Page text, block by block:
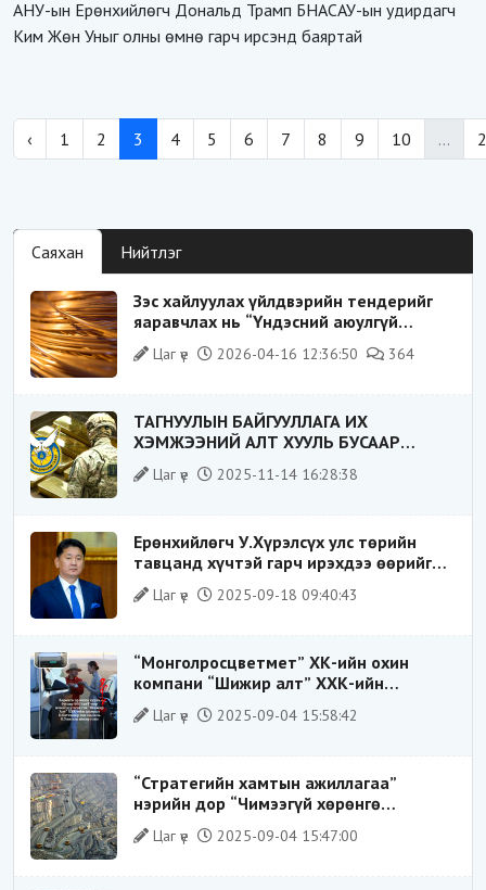
АНУ-ын Ерөнхийлөгч Дональд Трамп БНАСАУ-ын удирдагч
Ким Жөн Уныг олны өмнө гарч ирсэнд баяртай
‹ 1 2 3 4 5 6 7 8 9 10 ...
Саяхан Нийтлэг
Зэс хайлуулах үйлдвэрийн тендерийг
яаравчлах нь “Үндэсний аюулгүй
байдал“-д эрсдэлтэй юу?
Цаг үе 2026-04-16 12:36:50 364
ТАГНУУЛЫН БАЙГУУЛЛАГА ИХ
ХЭМЖЭЭНИЙ АЛТ ХУУЛЬ БУСААР
ХИЛЭЭР ГАРГАХ ГЭЖ БАЙСАН
ҮЙЛДЛИЙГ ТАСЛАН ЗОГСООЛОО
Цаг үе 2025-11-14 16:28:38
Ерөнхийлөгч У.Хүрэлсүх улс төрийн
тавцанд хүчтэй гарч ирэхдээ өөрийгөө
шударга ёсны төлөө тэмцэгч, “хуучин
тогтолцооны хонгилыг нураагч” гэсэн
Цаг үе 2025-09-18 09:40:43
“Монголросцветмет” ХК-ийн охин
компани “Шижир алт” ХХК-ийн
Гүйцэтгэх захирлаар ажиллаж байсан
О.Баттөмөрт холбогдох хэрэг хаашаа
Цаг үе 2025-09-04 15:58:42
“Стратегийн хамтын ажиллагаа”
нэрийн дор “Чимээгүй хөрөнгө
хуримтлал”
Цаг үе 2025-09-04 15:47:00